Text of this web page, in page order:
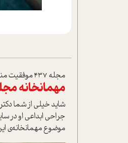
مجله 437 موفقیت منتشر شد.
مهمانخانه
شاید خیلی از شما
جراحی ابداعی او در
موضوع مهمانخانه‌ی